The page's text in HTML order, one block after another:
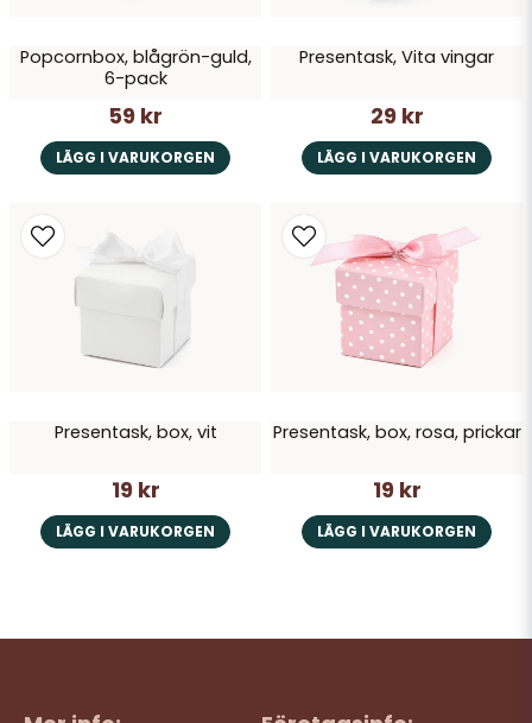
Popcornbox, blågrön-guld,
6-pack
59 kr
LÄGG I VARUKORGEN
Presentask, Vita vingar
29 kr
LÄGG I VARUKORGEN
Presentask, box, vit
19 kr
LÄGG I VARUKORGEN
Presentask, box, rosa, prickar
19 kr
LÄGG I VARUKORGEN